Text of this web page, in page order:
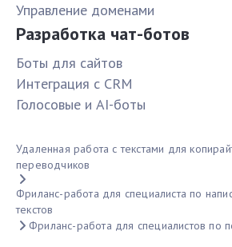
Управление доменами
Разработка чат-ботов
Боты для сайтов
Интеграция с CRM
Голосовые и AI-боты
Удаленная работа с текстами для
переводчиков
Фриланс-работа для специалиста по
текстов
Фриланс-работа для специалистов по